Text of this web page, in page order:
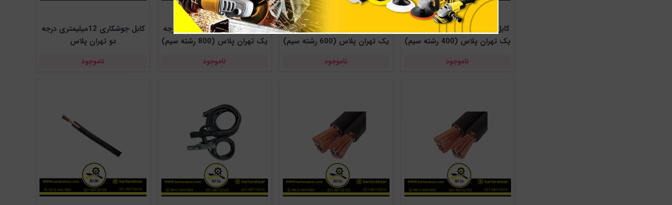
کابل جوشکاری 12میلیمتری درجه
یک تهران پلاس (400 رشته سیم)
ناموجود
کابل جوشکاری 14میلیمتری درجه
یک تهران پلاس (600 رشته سیم)
ناموجود
کابل جوشکاری 16میلیمتری درجه
یک تهران پلاس (800 رشته سیم)
ناموجود
کابل جوشکاری 12میلیمتری درجه
دو تهران پلاس
ناموجود